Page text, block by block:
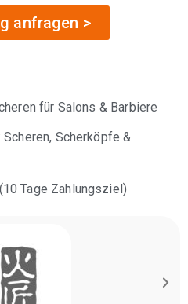
anfragen >
für Salons & Barbiere
Scherköpfe &
Tage Zahlungsziel)